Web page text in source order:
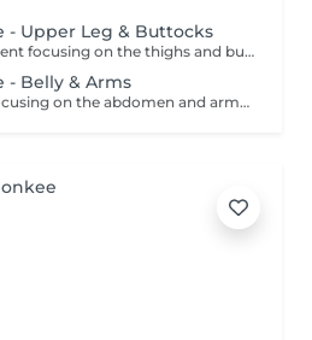
- Upper Leg & Buttocks
A specialised body treatment focusing on the thighs and buttocks using intensive massage techniques designed to stimulate circulation and work the underlying tissues. This targeted treatment helps improve skin appearance, support tissue tone, and leave the treated areas feeling smoother, firmer, and revitalised.
- Belly & Arms
A specialised treatment focusing on the abdomen and arms using targeted massage techniques designed to stimulate circulation and support the skin's natural appearance. This intensive treatment helps improve tissue tone, enhance skin texture, and leave the treated areas feeling smoother, more supple, and refreshed.